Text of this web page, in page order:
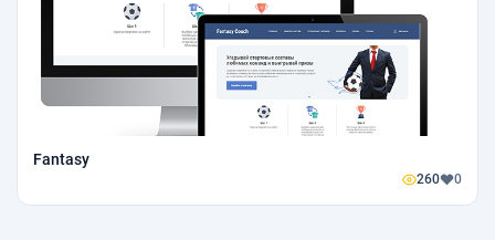
Fantasy
260 0